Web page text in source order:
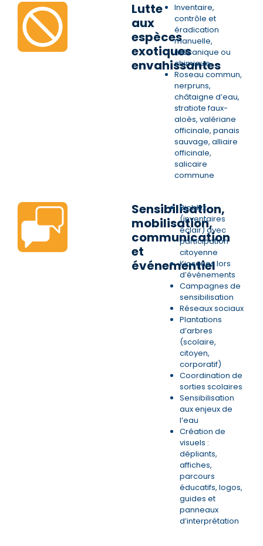
Lutte
aux
espèces
exotiques
envahissantes
Inventaire,
contrôle et
éradication
manuelle,
mécanique ou
chimique
Roseau commun,
nerpruns,
châtaigne d’eau,
stratiote faux-
aloès, valériane
officinale, panais
sauvage, alliaire
officinale,
salicaire
commune
Sensibilisation,
mobilisation,
communication
et
événementiel
Bioblitz
(inventaires
éclair) avec
participation
citoyenne
Kiosques lors
d’événements
Campagnes de
sensibilisation
Réseaux sociaux
Plantations
d’arbres
(scolaire,
citoyen,
corporatif)
Coordination de
sorties scolaires
Sensibilisation
aux enjeux de
l’eau
Création de
visuels :
dépliants,
affiches,
parcours
éducatifs, logos,
guides et
panneaux
d’interprétation